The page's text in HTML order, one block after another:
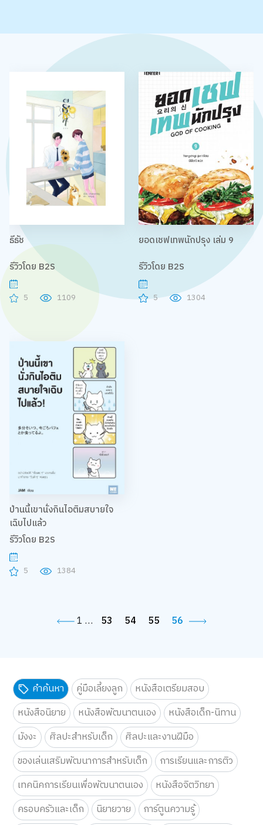
ธีธัช
รีวิวโดย B2S
5 1109
ยอดเชฟเทพนักปรุง เล่ม 9
รีวิวโดย B2S
5 1304
ป่านนี้เขานั่งกินไอติมสบายใจ
เฉิบไปแล้ว
รีวิวโดย B2S
5 1384
1 … 53 54 55 56
คำค้นหา คู่มือเลี้ยงลูก
หนังสือเตรียมสอบ
หนังสือนิยาย
หนังสือพัฒนาตนเอง
หนังสือเด็ก-นิทาน
มังงะ
ศิลปะสำหรับเด็ก
ศิลปะและงานฝีมือ
ของเล่นเสริมพัฒนาการสำหรับเด็ก
การเรียนและการติว
เทคนิคการเรียนเพื่อพัฒนาตนเอง
หนังสือจิตวิทยา
ครอบครัวและเด็ก
นิยายวาย
การ์ตูนความรู้